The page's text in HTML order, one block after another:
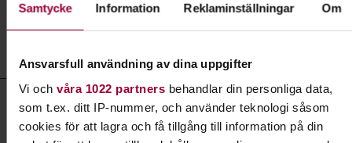
Samtycke Information Reklaminställningar Om
Ansvarsfull användning av dina uppgifter
Vi och våra 1022 partnersbehandlar din personliga data,
som t.ex. ditt IP-nummer, och använder teknologi såsom
cookies för att lagra och få tillgång till information på din
Liknande kurser inom
Hund & husdjur- kurser, studiecirklar & evenemang (33 rader)
Studiecirkel/kurs:Valpkurs från 3 månader
Plats
Sundsvall